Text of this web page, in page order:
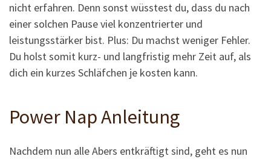
nicht erfahren. Denn sonst wüsstest du, dass du nach
einer solchen Pause viel konzentrierter und
leistungsstärker bist. Plus: Du machst weniger Fehler.
Du holst somit kurz- und langfristig mehr Zeit auf, als
dich ein kurzes Schläfchen je kosten kann.
Power Nap Anleitung
Nachdem nun alle Abers entkräftigt sind, geht es nun